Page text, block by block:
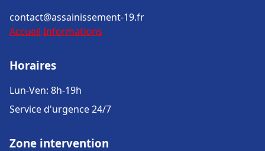
contact@assainissement-19.fr
Accueil Informations
Horaires
Lun-Ven: 8h-19h
Service d'urgence 24/7
Zone intervention